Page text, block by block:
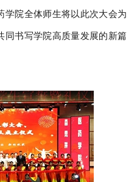
学院全体师生将以此次大会为
同书写学院高质量发展的新篇